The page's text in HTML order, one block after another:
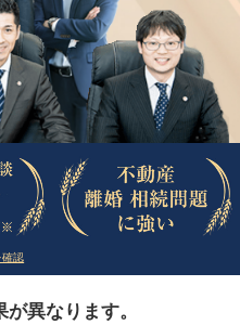
認
異なります。